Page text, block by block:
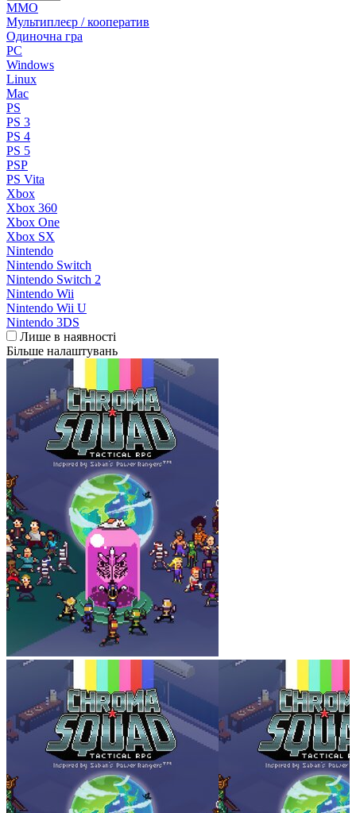
MMO
Мультиплеєр / кооператив
Одиночна гра
PC
Windows
Linux
Mac
PS
PS 3
PS 4
PS 5
PSP
PS Vita
Xbox
Xbox 360
Xbox One
Xbox SX
Nintendo
Nintendo Switch
Nintendo Switch 2
Nintendo Wii
Nintendo Wii U
Nintendo 3DS
Лише в наявності
Більше налаштувань